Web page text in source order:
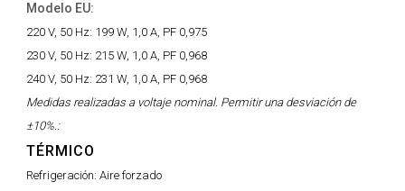
Modelo EU:
220 V, 50 Hz: 199 W, 1,0 A, PF 0,975
230 V, 50 Hz: 215 W, 1,0 A, PF 0,968
240 V, 50 Hz: 231 W, 1,0 A, PF 0,968
Medidas realizadas a voltaje nominal. Permitir una desviación de
±10%.:
TÉRMICO
Refrigeración: Aire forzado